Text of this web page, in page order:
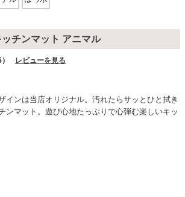
ーブル・セット
チン収納
チンマット アニマル
レビューを見る
インは当店オリジナル。汚れたらサッとひと拭き
ンマット。遊び心地たっぷりで心弾む楽しいキッ